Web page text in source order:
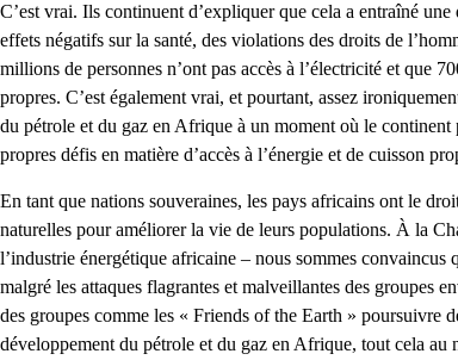
C’est vrai. Ils continuent d’expliquer que cela a entraîné
effets négatifs sur la santé, des violations des droits de
millions de personnes n’ont pas accès à l’électricité et que
propres. C’est également vrai, et pourtant, assez
du pétrole et du gaz en Afrique à un moment où le continent
propres défis en matière d’accès à l’énergie et de cuisson
En tant que nations souveraines, les pays africains ont le
naturelles pour améliorer la vie de leurs populations. À la
l’industrie énergétique africaine – nous sommes
malgré les attaques flagrantes et malveillantes des groupes
des groupes comme les « Friends of the Earth » poursuivre
développement du pétrole et du gaz en Afrique, tout cela